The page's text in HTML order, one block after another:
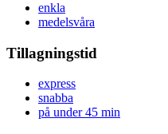
enkla
medelsvåra
Tillagningstid
express
snabba
på under 45 min